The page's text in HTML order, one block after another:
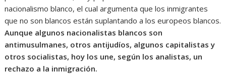
nacionalismo blanco, el cual argumenta que los inmigrantes
que no son blancos están suplantando a los europeos blancos.
Aunque algunos nacionalistas blancos son
antimusulmanes, otros antijudíos, algunos capitalistas y
otros socialistas, hoy los une, según los analistas, un
rechazo a la inmigración.